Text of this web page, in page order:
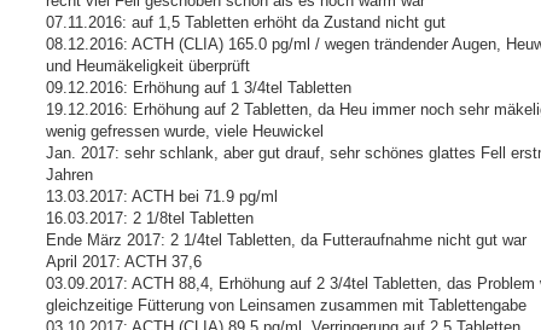
07.11.2016: auf 1,5 Tabletten erhöht da Zustand nicht gut
08.12.2016: ACTH (CLIA) 165.0 pg/ml / wegen trändender Augen,
und Heumäkeligkeit überprüft
09.12.2016: Erhöhung auf 1 3/4tel Tabletten
19.12.2016: Erhöhung auf 2 Tabletten, da Heu immer noch sehr
wenig gefressen wurde, viele Heuwickel
Jan. 2017: sehr schlank, aber gut drauf, sehr schönes glattes Fell
Jahren
13.03.2017: ACTH bei 71.9 pg/ml
16.03.2017: 2 1/8tel Tabletten
Ende März 2017: 2 1/4tel Tabletten, da Futteraufnahme nicht gut war
April 2017: ACTH 37,6
03.09.2017: ACTH 88,4, Erhöhung auf 2 3/4tel Tabletten, das Problem
gleichzeitige Fütterung von Leinsamen zusammen mit Tablettengabe